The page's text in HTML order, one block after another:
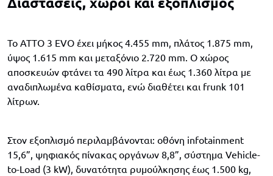
Το ATTO 3 EVO έχει μήκος 4.455 mm, πλάτος 1.875 mm,
ύψος 1.615 mm και μεταξόνιο 2.720 mm. Ο χώρος
αποσκευών φτάνει τα 490 λίτρα και έως 1.360 λίτρα με
αναδιπλωμένα καθίσματα, ενώ διαθέτει και frunk 101
λίτρων.
Στον εξοπλισμό περιλαμβάνονται: οθόνη infotainment
15,6”, ψηφιακός πίνακας οργάνων 8,8”, σύστημα Vehicle-
to-Load (3 kW), δυνατότητα ρυμούλκησης έως 1.500 kg,